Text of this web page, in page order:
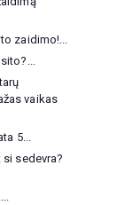
zaidimo!...
vaikas
5...
sedevra?